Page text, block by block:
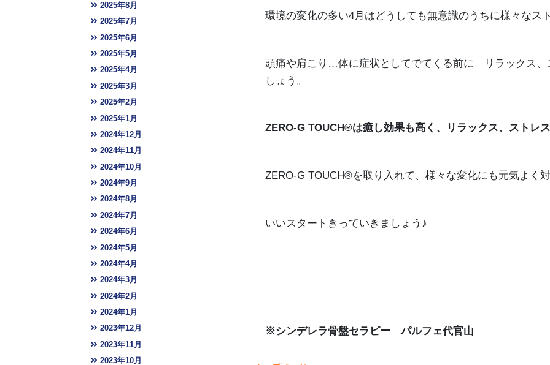
環境の変化の多い4月はどうしても無意識のうちに様々なス
頭痛や肩こり…体に症状としてでてくる前に リラックス、
しょう。
ZERO-G TOUCH®は癒し効果も高く、リラックス、ストレ
ZERO-G TOUCH®を取り入れて、様々な変化にも元気よく
いいスタートきっていきましょう♪
※シンデレラ骨盤セラピー パルフェ代官山
2025年8月
2025年7月
2025年6月
2025年5月
2025年4月
2025年3月
2025年2月
2025年1月
2024年12月
2024年11月
2024年10月
2024年9月
2024年8月
2024年7月
2024年6月
2024年5月
2024年4月
2024年3月
2024年2月
2024年1月
2023年12月
2023年11月
2023年10月